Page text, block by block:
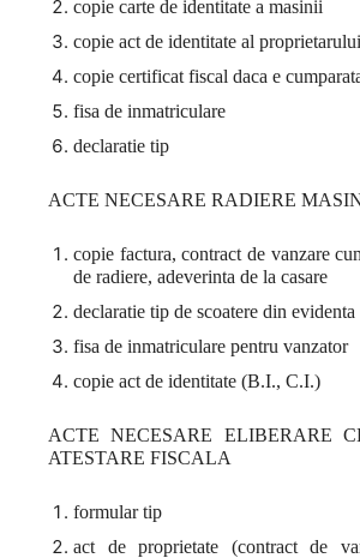
copie carte de identitate a masinii
copie act de identitate al
copie certificat fiscal daca e
fisa de inmatriculare
declaratie tip
ACTE NECESARE RADIERE
copie factura, contract de vanzare
de radiere, adeverinta de la casare
declaratie tip de scoatere din evidenta
fisa de inmatriculare pentru vanzator
copie act de identitate (B.I., C.I.)
ACTE NECESARE ELIBERARE
ATESTARE FISCALA
formular tip
act de proprietate (contract de